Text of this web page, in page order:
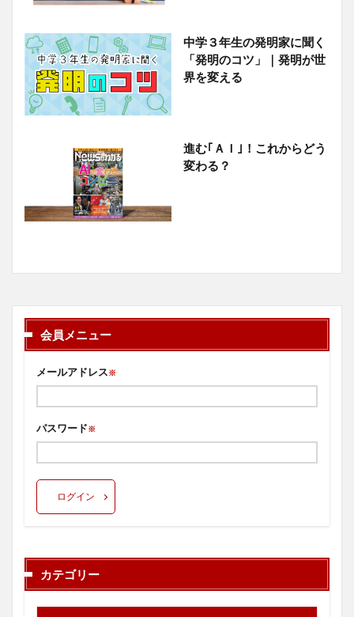
中学３年生の発明家に聞く
「発明のコツ」｜発明が世
界を変える
進む｢ＡＩ｣！これからどう
変わる？
会員メニュー
メールアドレス※
パスワード※
ログイン
カテゴリー